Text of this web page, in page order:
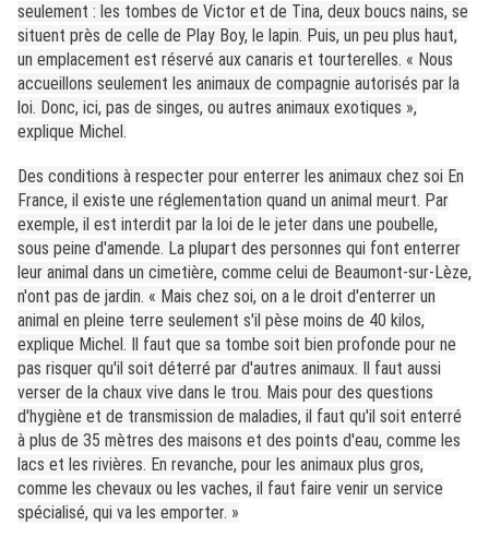
seulement : les tombes de Victor et de Tina, deux boucs nains, se
situent près de celle de Play Boy, le lapin. Puis, un peu plus haut,
un emplacement est réservé aux canaris et tourterelles. « Nous
accueillons seulement les animaux de compagnie autorisés par la
loi. Donc, ici, pas de singes, ou autres animaux exotiques »,
explique Michel.
Des conditions à respecter pour enterrer les animaux chez soi En
France, il existe une réglementation quand un animal meurt. Par
exemple, il est interdit par la loi de le jeter dans une poubelle,
sous peine d'amende. La plupart des personnes qui font enterrer
leur animal dans un cimetière, comme celui de Beaumont-sur-Lèze,
n'ont pas de jardin. « Mais chez soi, on a le droit d'enterrer un
animal en pleine terre seulement s'il pèse moins de 40 kilos,
explique Michel. Il faut que sa tombe soit bien profonde pour ne
pas risquer qu'il soit déterré par d'autres animaux. Il faut aussi
verser de la chaux vive dans le trou. Mais pour des questions
d'hygiène et de transmission de maladies, il faut qu'il soit enterré
à plus de 35 mètres des maisons et des points d'eau, comme les
lacs et les rivières. En revanche, pour les animaux plus gros,
comme les chevaux ou les vaches, il faut faire venir un service
spécialisé, qui va les emporter. »